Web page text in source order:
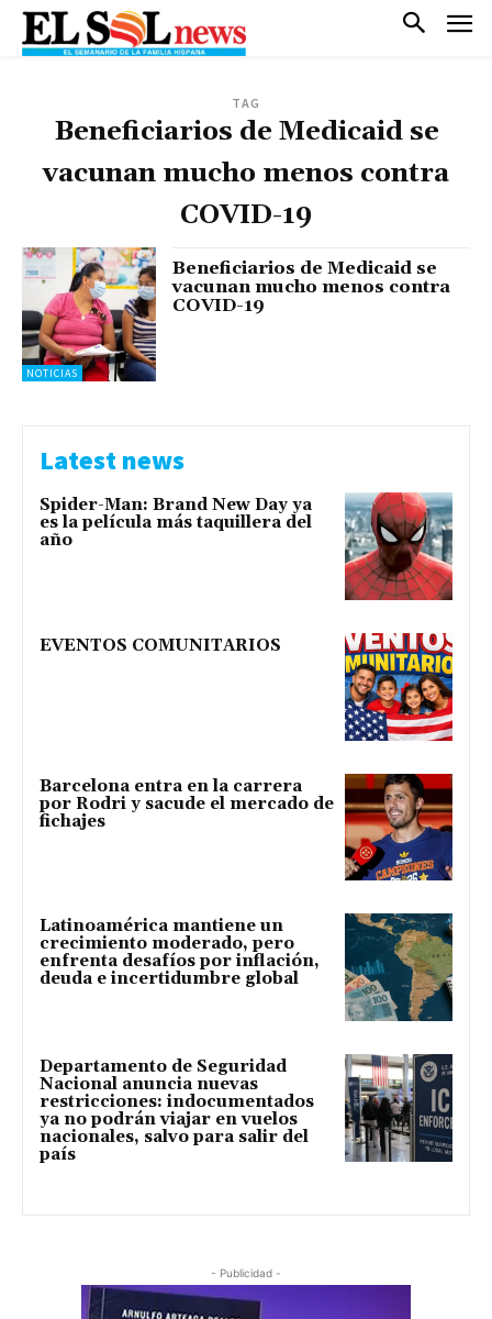
TAG
Beneficiarios de Medicaid se
vacunan mucho menos contra
COVID-19
NOTICIAS
Beneficiarios de Medicaid se
vacunan mucho menos contra
COVID-19
Latest news
Spider-Man: Brand New Day ya
es la película más taquillera del
año
EVENTOS COMUNITARIOS
Barcelona entra en la carrera
por Rodri y sacude el mercado de
fichajes
Latinoamérica mantiene un
crecimiento moderado, pero
enfrenta desafíos por inflación,
deuda e incertidumbre global
Departamento de Seguridad
Nacional anuncia nuevas
restricciones: indocumentados
ya no podrán viajar en vuelos
nacionales, salvo para salir del
país
- Publicidad -